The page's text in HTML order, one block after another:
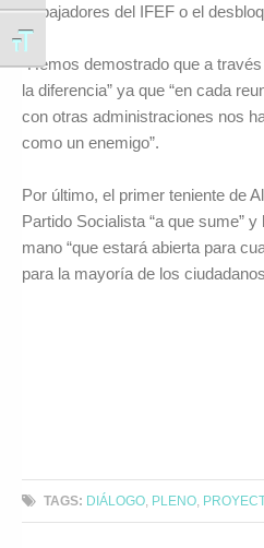
Alternar tamaño de letra
trabajadores del IFEF o el
“Hemos demostrado que a
la diferencia” ya que “en cada
con otras administraciones nos
como un enemigo”.
Por último, el primer teniente de
Partido Socialista “a que sume”
mano “que estará abierta para
para la mayoría de los
TAGS: DIÁLOGO PLENO